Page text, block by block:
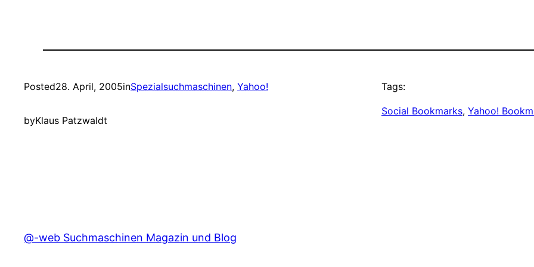
Posted28. April, 2005inSpezialsuchmaschinen, Yahoo!
byKlaus Patzwaldt
Tags:
Social Bookmarks, Yahoo!
@-web Suchmaschinen Magazin und Blog